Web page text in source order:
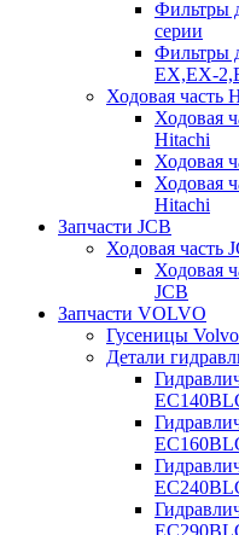
Фильтры
серии
Фильтры
EX,EX-
Ходовая часть
Ходовая
Hitachi
Ходовая
Ходовая
Hitachi
Запчасти JCB
Ходовая часть
Ходовая
JCB
Запчасти VOLVO
Гусеницы Volvo
Детали